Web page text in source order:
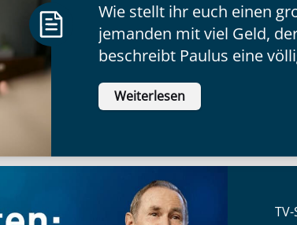
Wie stellt ihr euch einen
jemanden mit viel Geld,
beschreibt Paulus eine
hat wenig zu tun mit dem,
inneren Haltung:
Weiterlesen